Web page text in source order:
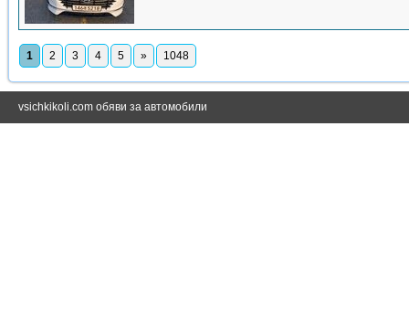
1 2 3 4 5 » 1048
vsichkikoli.com обяви за автомобили